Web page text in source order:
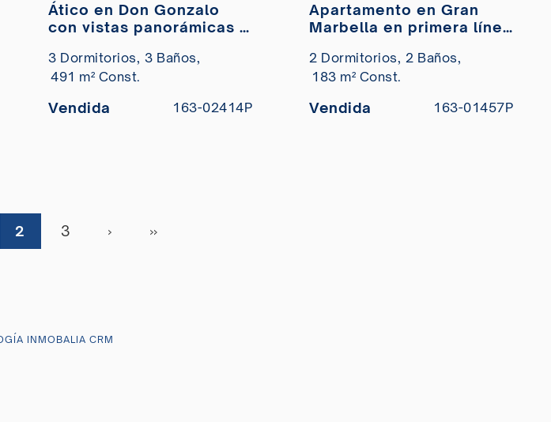
Ático en Don Gonzalo
con vistas panorámicas y
3 Dormitorios, 3 Baños,
491 m² Const.
Vendida 163-02414P
Apartamento en Gran
Marbella en primera línea
2 Dormitorios, 2 Baños,
183 m² Const.
Vendida 163-01457P
2 3 › »
INMOBALIA CRM